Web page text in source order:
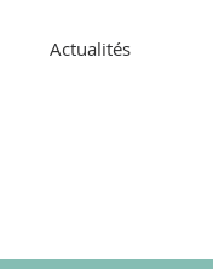
Actualités